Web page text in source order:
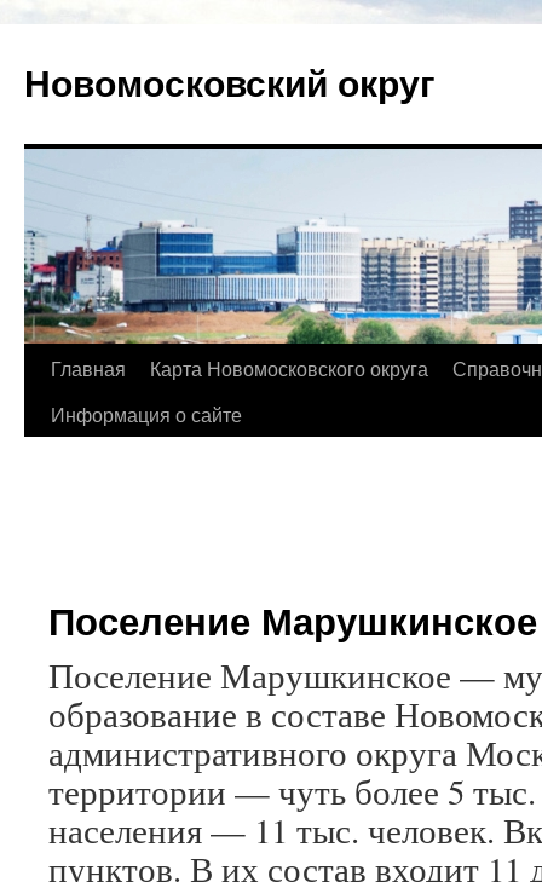
Новомосковский округ
Главная Карта Новомосковского округа
Информация о сайте
Поселение Марушкинское
Поселение Марушкинское —
образование в составе
административного округа
территории — чуть более 5
населения — 11 тыс. человек.
пунктов. В их состав входит